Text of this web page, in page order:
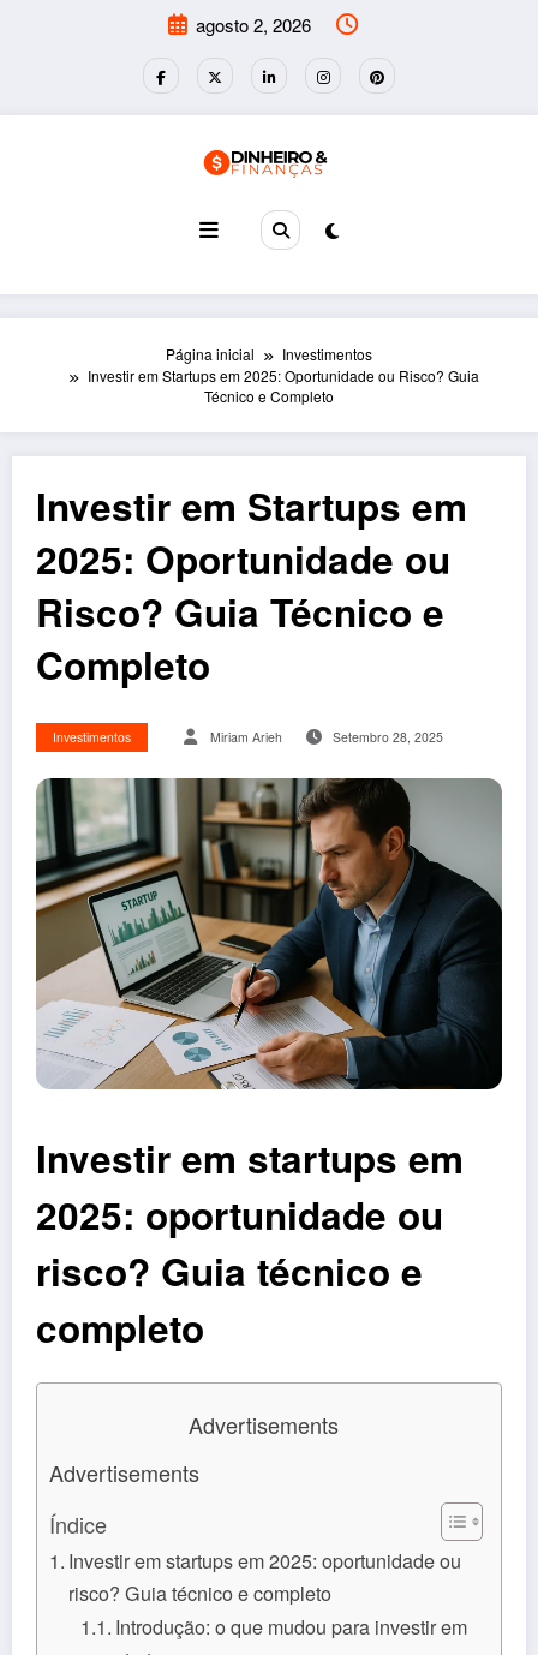
agosto 2, 2026
Página inicial
Investimentos
Investir em Startups em 2025: Oportunidade ou Risco? Guia
Técnico e Completo
Investir em Startups em
2025: Oportunidade ou
Risco? Guia Técnico e
Completo
Investimentos Miriam Arieh Setembro 28, 2025
Investir em startups em
2025: oportunidade ou
risco? Guia técnico e
completo
Advertisements
Advertisements
Índice
Investir em startups em 2025: oportunidade ou
risco? Guia técnico e completo
Introdução: o que mudou para investir em